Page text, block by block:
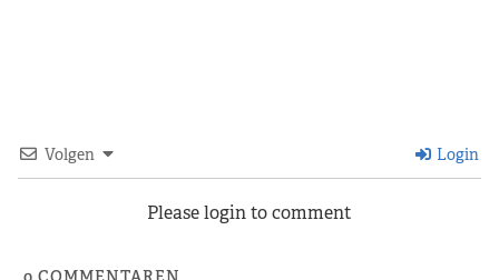
Volgen Login
Please login to comment